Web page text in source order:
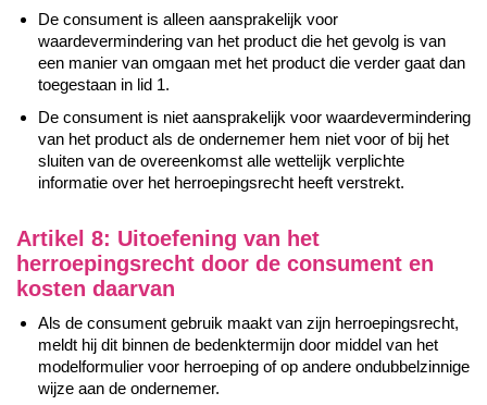
De consument is alleen aansprakelijk voor
waardevermindering van het product die het gevolg is van
een manier van omgaan met het product die verder gaat dan
toegestaan in lid 1.
De consument is niet aansprakelijk voor waardevermindering
van het product als de ondernemer hem niet voor of bij het
sluiten van de overeenkomst alle wettelijk verplichte
informatie over het herroepingsrecht heeft verstrekt.
Artikel 8: Uitoefening van het
herroepingsrecht door de consument en
kosten daarvan
Als de consument gebruik maakt van zijn herroepingsrecht,
meldt hij dit binnen de bedenktermijn door middel van het
modelformulier voor herroeping of op andere ondubbelzinnige
wijze aan de ondernemer.